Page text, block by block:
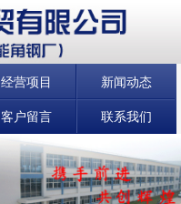
经营项目 新闻动态
客户留言 联系我们